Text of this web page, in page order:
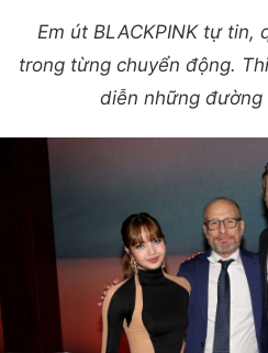
Em út BLACKPINK tự tin,
trong từng chuyển động.
diễn những